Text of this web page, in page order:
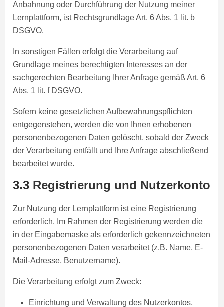
Anbahnung oder Durchführung der Nutzung meiner
Lernplattform, ist Rechtsgrundlage Art. 6 Abs. 1 lit. b
DSGVO.
In sonstigen Fällen erfolgt die Verarbeitung auf
Grundlage meines berechtigten Interesses an der
sachgerechten Bearbeitung Ihrer Anfrage gemäß Art. 6
Abs. 1 lit. f DSGVO.
Sofern keine gesetzlichen Aufbewahrungspflichten
entgegenstehen, werden die von Ihnen erhobenen
personenbezogenen Daten gelöscht, sobald der Zweck
der Verarbeitung entfällt und Ihre Anfrage abschließend
bearbeitet wurde.
3.3 Registrierung und Nutzerkonto
Zur Nutzung der Lernplattform ist eine Registrierung
erforderlich. Im Rahmen der Registrierung werden die
in der Eingabemaske als erforderlich gekennzeichneten
personenbezogenen Daten verarbeitet (z.B. Name, E-
Mail-Adresse, Benutzername).
Die Verarbeitung erfolgt zum Zweck:
Einrichtung und Verwaltung des Nutzerkontos,